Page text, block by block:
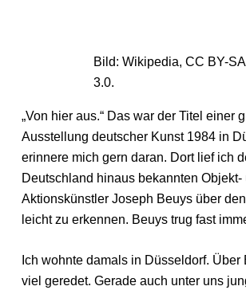
Bild: Wikipedia, CC BY-SA
3.0.
„Von hier aus.“ Das war der Titel einer
Ausstellung deutscher Kunst 1984 in
erinnere mich gern daran. Dort lief ich
Deutschland hinaus bekannten Objekt-
Aktionskünstler Joseph Beuys über
leicht zu erkennen. Beuys trug fast
Ich wohnte damals in Düsseldorf. Über
viel geredet. Gerade auch unter uns